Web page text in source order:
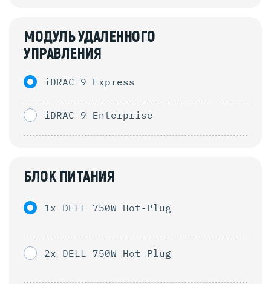
МОДУЛЬ УДАЛЕННОГО
УПРАВЛЕНИЯ
iDRAC 9 Express
iDRAC 9 Enterprise
БЛОК ПИТАНИЯ
1x DELL 750W Hot-Plug
2x DELL 750W Hot-Plug